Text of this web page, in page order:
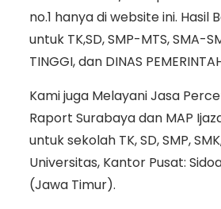
no.1 hanya di website ini. Hasil
untuk TK,SD, SMP-MTS, SMA-
TINGGI, dan DINAS
Kami juga Melayani Jasa
Raport Surabaya dan MAP
untuk sekolah TK, SD, SMP,
Universitas, Kantor Pusat:
(Jawa Timur).